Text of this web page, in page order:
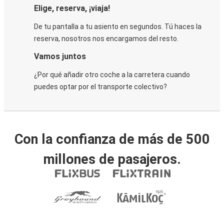
Elige, reserva, ¡viaja!
De tu pantalla a tu asiento en segundos. Tú haces la
reserva, nosotros nos encargamos del resto.
Vamos juntos
¿Por qué añadir otro coche a la carretera cuando
puedes optar por el transporte colectivo?
Con la confianza de más de 500
millones de pasajeros.